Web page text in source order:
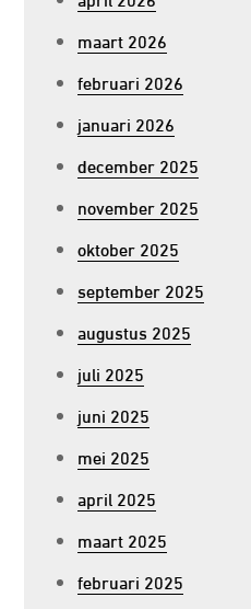
maart 2026
februari 2026
januari 2026
december 2025
november 2025
oktober 2025
september 2025
augustus 2025
juli 2025
juni 2025
mei 2025
april 2025
maart 2025
februari 2025